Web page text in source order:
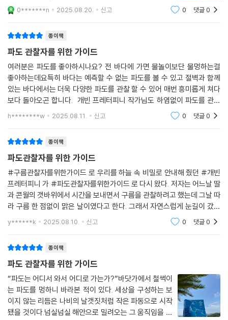
살로 떠오른다! 📚 지구는 전부 파동이다. 먼저 우리의 존
재부터가 파동 집합체다. 심장 박동은 정교하게 합을 맞춘
0*******n 2025.08.20. 신고 0 댓글0
종이책
파도 관찰자를 위한 가이드
여러분은 파도를 좋아하시나요? 전 바다에 가면 물놀이보단 물멍하는걸
좋아하는데요특히 바다는 예측할 수 없는 파도를 볼 수 있고 절벽과 함께
있는 바다에서는 더욱 다양한 파도를 관찰 할 수 있어 매번 흥미롭게 쳐다
보다 돌아오곤 합니다. 개빈 프레터피니 작가님도 하염없이 파도를 관찰
하다 보면 기대 근심 걱정까지도 모두 날려버릴 수 있을 것 같은 시원함을
h********w 2025.08.11. 신고 0 댓글0
종이책
파도관찰자를 위한 가이드
#구름관찰자를위한가이드 로 우리를 하늘 속 비밀로 안내해 줬던 #개빈
프레터피니 가 #파도관찰자를위한가이드 로 다시 왔다. 저자는 어느날 딸
과 콘월의 갯바위에서 시간을 보내면서 구름을 관찰하려고 했는데 그날 따
라 구름 한 점없이 맑은 날이였다고 한다. 그래서 자연스럽게 눈길이 갔었
던 물의 움직임.... 잔잔하게 밀려오는 파도를 보며 관찰을 하게 되었고, 이
렇게 파도에 입문
y******k 2025.08.10. 신고 0 댓글0
종이책
파도 관찰자를 위한 가이드
“파도는 어디서 와서 어디로 가는가?”바닷가에서 철썩이
는 파도를 멍하니 바라본 적이 있다. 세상을 구성하는 보
이지 않는 리듬은 나비의 날갯짓처럼 작은 파동으로 시작
됐을 것이다.넘실넘실 해안으로 밀려오는 그 움직임을 넋